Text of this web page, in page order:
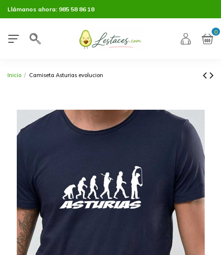
Llámanos ahora: 985 58 86 18
0
Inicio Camiseta Asturias evolucion